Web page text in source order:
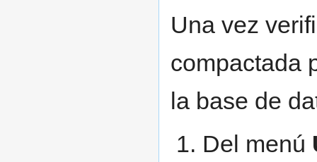
Una vez
compactada
la base de
Del menú